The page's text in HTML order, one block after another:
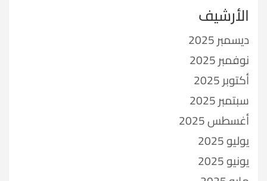
الأرشيف
ديسمبر 2025
نوفمبر 2025
أكتوبر 2025
سبتمبر 2025
أغسطس 2025
يوليو 2025
يونيو 2025